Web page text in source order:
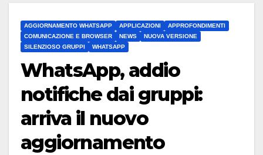
AGGIORNAMENTO WHATSAPP APPLICAZIONI
APPROFONDIMENTI
COMUNICAZIONE E BROWSER
NEWS
NUOVA VERSIONE
SILENZIOSO GRUPPI
WHATSAPP
WhatsApp, addio
notifiche dai gruppi:
arriva il nuovo
aggiornamento